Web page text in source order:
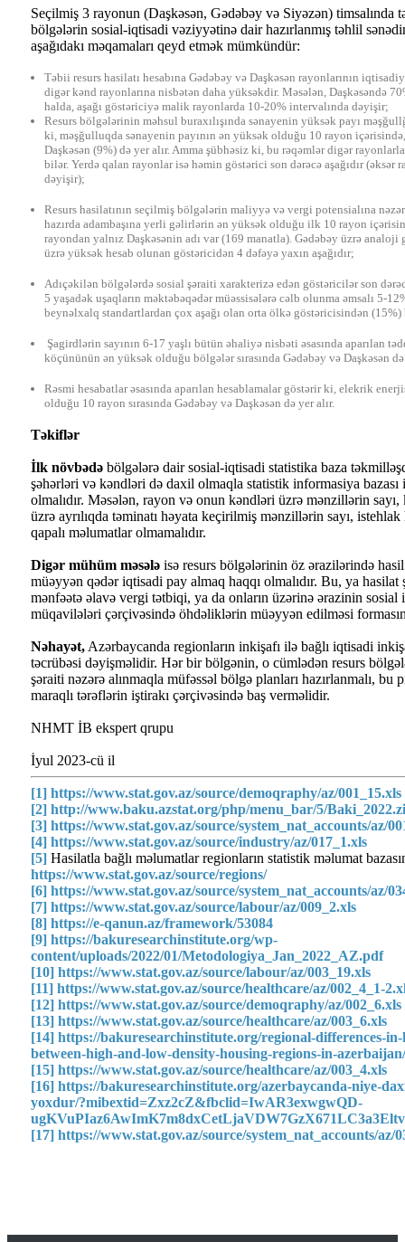
Seçilmiş 3 rayonun (Daşkəsən, Gədəbəy və Siyəzən) timsalında
bölgələrin sosial-iqtisadi vəziyyətinə dair hazırlanmış təhlil
aşağıdakı məqamaları qeyd etmək mümkündür:
Təbii resurs hasilatı hesabına Gədəbəy və Daşkəsən rayonlarının
digər kənd rayonlarına nisbətən daha yüksəkdir. Məsələn, Daşkəsəndə
halda, aşağı göstəriciyə malik rayonlarda 10-20% intervalında dəyişir;
Resurs bölgələrinin məhsul buraxılışında sənayenin yüksək payı
ki, məşğulluqda sənayenin payının ən yüksək olduğu 10 rayon
Daşkəsən (9%) də yer alır. Amma şübhəsiz ki, bu rəqəmlər digər
bilər. Yerdə qalan rayonlar isə həmin göstərici son dərəcə aşağıdır (əksər
dəyişir);
Resurs hasilatının seçilmiş bölgələrin maliyyə və vergi potensialına
hazırda adambaşına yerli gəlirlərin ən yüksək olduğu ilk 10 rayon
rayondan yalnız Daşkəsənin adı var (169 manatla). Gədəbəy üzrə analoji
üzrə yüksək hesab olunan göstəricidən 4 dəfəyə yaxın aşağıdır;
Adıçəkilən bölgələrdə sosial şəraiti xarakterizə edən göstəricilər son
5 yaşadək uşaqların məktəbəqədər müəssisələrə cəlb olunma əmsalı 5-
beynəlxalq standartlardan çox aşağı olan orta ölkə göstəricisindən
Şagirdlərin sayının 6-17 yaşlı bütün əhaliyə nisbəti əsasında aparılan
köçününün ən yüksək olduğu bölgələr sırasında Gədəbəy və Daşkəsən
Rəsmi hesabatlar əsasında aparılan hesablamalar göstərir ki, elekrik
olduğu 10 rayon sırasında Gədəbəy və Daşkəsən də yer alır.
Təkiflər
İlk növbədə bölgələrə dair sosial-iqtisadi statistika baza
şəhərləri və kəndləri də daxil olmaqla statistik informasiya
olmalıdır. Məsələn, rayon və onun kəndləri üzrə mənzillərin
üzrə ayrılıqda təminatı həyata keçirilmiş mənzillərin sayı,
qapalı məlumatlar olmamalıdır.
Digər mühüm məsələ isə resurs bölgələrinin öz ərazilərində
müəyyən qədər iqtisadi pay almaq haqqı olmalıdır. Bu, ya
mənfəətə əlavə vergi tətbiqi, ya da onların üzərinə ərazinin sosial
müqavilələri çərçivəsində öhdəliklərin müəyyən edilməsi
Nəhayət, Azərbaycanda regionların inkişafı ilə bağlı iqtisadi
təcrübəsi dəyişməlidir. Hər bir bölgənin, o cümlədən resurs
şəraiti nəzərə alınmaqla müfəssəl bölgə planları hazırlanmalı, bu
maraqlı tərəflərin iştirakı çərçivəsində baş verməlidir.
NHMT İB ekspert qrupu
İyul 2023-cü il
[1] https://www.stat.gov.az/source/demoqraphy/az/001_15.xls
[2] http://www.baku.azstat.org/php/menu_bar/5/
[3] https://www.stat.gov.az/source/system_nat_accounts/az/
[4] https://www.stat.gov.az/source/industry/az/017_1.xls
[5] Hasilatla bağlı məlumatlar regionların statistik məlumat
https://www.stat.gov.az/source/regions/
[6] https://www.stat.gov.az/source/system_nat_accounts/az/
[7] https://www.stat.gov.az/source/labour/az/009_2.xls
[8] https://e-qanun.az/framework/53084
[9] https://bakuresearchinstitute.org/wp-
content/uploads/2022/01/Metodologiya_Jan_2022_AZ.pdf
[10] https://www.stat.gov.az/source/labour/az/003_19.xls
[11] https://www.stat.gov.az/source/healthcare/az/002_4_1-
[12] https://www.stat.gov.az/source/demoqraphy/az/002_6.xls
[13] https://www.stat.gov.az/source/healthcare/az/003_6.xls
[14] https://bakuresearchinstitute.org/regional-differences-
between-high-and-low-density-housing-regions-in-azerbaijan/
[15] https://www.stat.gov.az/source/healthcare/az/003_4.xls
[16] https://bakuresearchinstitute.org/azerbaycanda-niye-
yoxdur/?mibextid=Zxz2cZ&fbclid=IwAR3exwgwQD-
[17] https://www.stat.gov.az/source/system_nat_accounts/az/